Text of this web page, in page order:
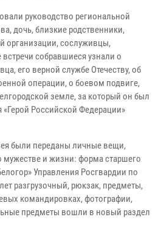
руководство региональной
дочь, близкие родственники,
организации, сослуживцы,
собравшиеся узнали о
его верной службе Отечеству, об
операции, о боевом подвиге,
земле, за который он был
Российской Федерации»
были переданы личные вещи,
и жизни: форма старшего
Управления Росгвардии по
разгрузочный, рюкзак, предметы,
командировках, фотографии,
предметы вошли в новый раздел